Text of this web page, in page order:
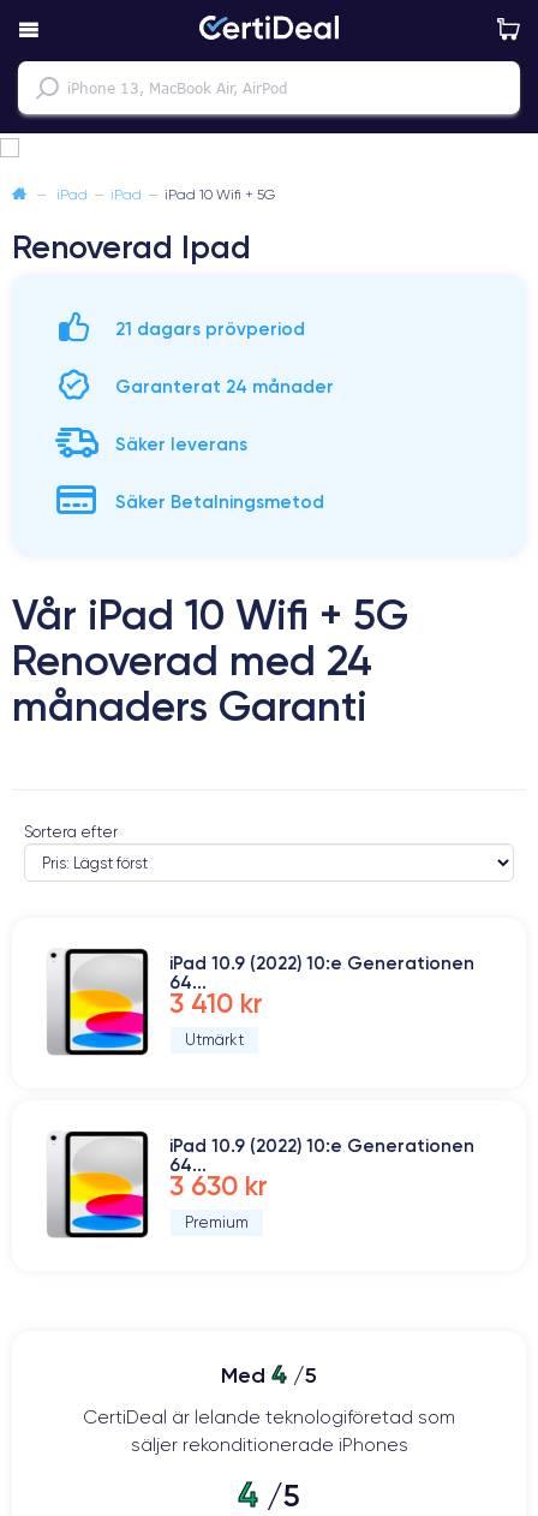
— iPad — iPad — iPad 10 Wifi + 5G
Renoverad Ipad
21 dagars prövperiod
Garanterat 24 månader
Säker leverans
Säker Betalningsmetod
Vår iPad 10 Wifi + 5G
Renoverad med 24
månaders Garanti
Sortera efter
iPad 10.9 (2022) 10:e Generationen
64...
3 410 kr
Utmärkt
iPad 10.9 (2022) 10:e Generationen
64...
3 630 kr
Premium
Med 4 /5
CertiDeal är lelande teknologiföretad som
säljer rekonditionerade iPhones
4 /5